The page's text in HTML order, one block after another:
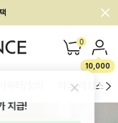
할인!
0
10,000
하의/레깅스
지급!